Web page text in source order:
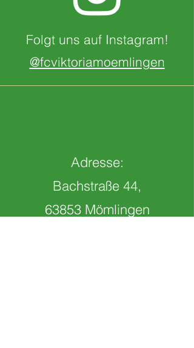
Folgt uns auf Instagram!
@fcviktoriamoemlingen
Adresse:
Bachstraße 44,
63853 Mömlingen